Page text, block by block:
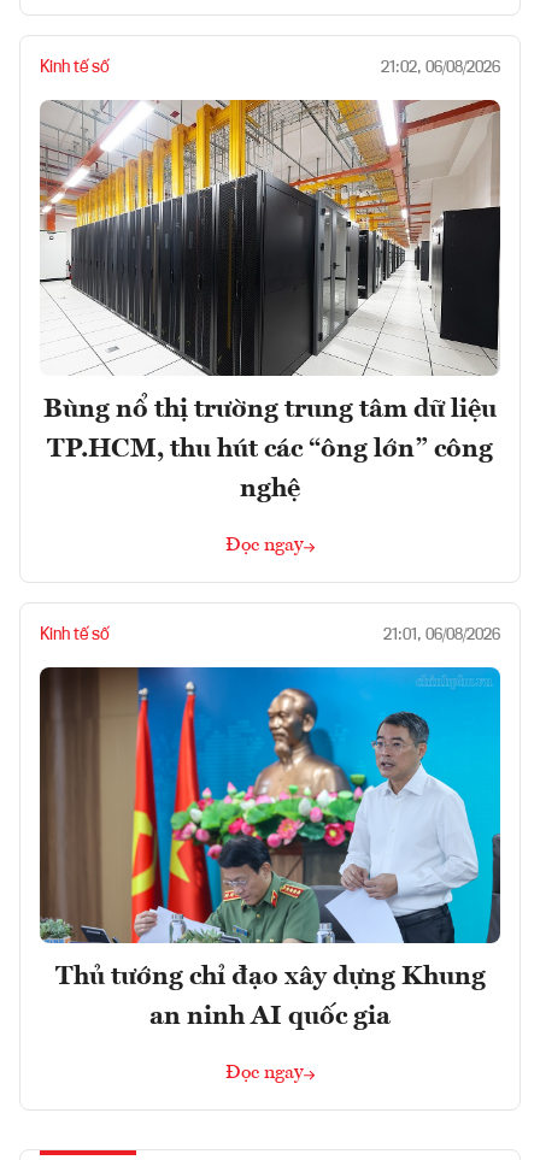
Kinh tế số 21:02, 06/08/2026
Bùng nổ thị trường trung tâm dữ liệu
TP.HCM, thu hút các “ông lớn” công
nghệ
Đọc ngay
Kinh tế số 21:01, 06/08/2026
Thủ tướng chỉ đạo xây dựng Khung
an ninh AI quốc gia
Đọc ngay